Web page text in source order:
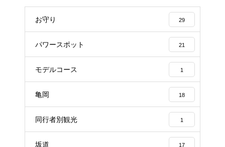
お守り 29
パワースポット 21
モデルコース 1
亀岡 18
同行者別観光 1
坂道 17